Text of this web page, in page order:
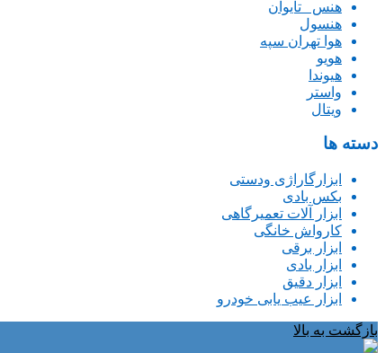
هنس _تایوان
هنسول
هوا تهران سپه
هویو
هیوندا
واستر
ویتال
دسته ها
ابزارگاراژی ودستی
بکس بادی
ابزار آلات تعمیرگاهی
کارواش خانگی
ابزار برقی
ابزار بادی
ابزار دقیق
ابزار عیب یابی خودرو
بازگشت به بالا